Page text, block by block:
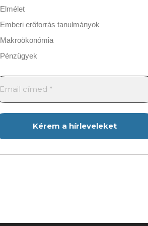
Elmélet
Emberi erőforrás tanulmányok
Makroökonómia
Pénzügyek